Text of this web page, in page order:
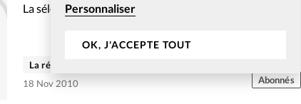
Personnaliser
OK, J'ACCEPTE TOUT
La sélection culturelle du mois de décembre
La rédaction de Christianisme Aujourd'hui
18 Nov 2010
Abonnés